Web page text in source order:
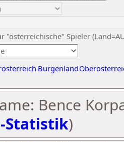
"österreichische" Spieler
Burgenland
Bence
Statistik)